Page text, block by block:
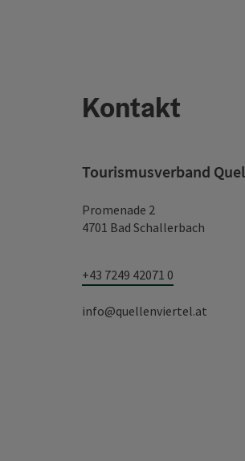
Kontakt
Tourismusverband
Promenade 2
4701 Bad Schallerbach
+43 7249 42071 0
info@quellenviertel.at